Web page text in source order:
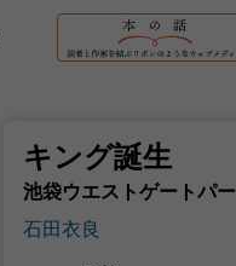
キング誕生
池袋ウエストゲートパ
石田衣良